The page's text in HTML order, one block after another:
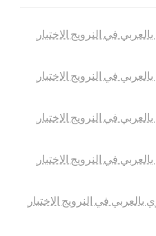
في النرويج الاختبار
في النرويج الاختبار
في النرويج الاختبار
في النرويج الاختبار
بالعربي في النرويج الاختبار